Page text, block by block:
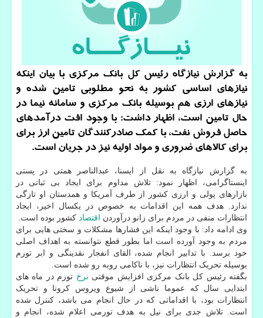
به گزارش نیازگاه رئیس كل بانك مركزی با بیان اینكه
نیازهای اساسی كشور به نحو مطلوبی تامین شده و
نیازهای ارزی هم بوسیله بانك مركزی و سامانه نیما در
حال تامین است، اظهار داشت: با وجود افت درآمدهای
حاصل فروش نفت، با كمك صادركنندگان تامین ارز برای
برای كالاهای ضروری و مواد اولیه نیز در جریان است.
به گزارش نیازگاه به نقل از ایسنا، عبدالناصر همتی در پستی
اینستاگرامی، اظهار نمود: تلاش مداوم برای ایجاد بی ثباتی در
بازارهای پولی و ارزی کشور از طرف آمریکا و همدستان او تازگی
ندارد. هدف همه این اقدامات به خصوص در یکسال اخیر، ایجاد
انتظارات منفی در مردم برای زانو درآوردن
اقتصاد کشور بوده است.
وی ادامه داد: با وجود اینکه این فشارها مشکلات و سختی هایی برای
مردم به وجود آورده است اما بطور قطع نتوانسته به اهداف اصلی
خود برسد. با تدابیر انجام شده، القای انفجار نقدینگی و ابر تورم
بوسیله تحریک انتظارات نیز، با ناکامی روبه رو شده است.
بگفته رئیس کل بانک مرکزی افزایش موقتی نرخ تورم در ماه های
ابتدایی سال که عموما ناشی از شیوع ویروس کرونا و تحریک
انتظارات بود، با اقداماتی که در حال انجام می باشد، کنترل شده
است. تلاش جدی برای نیل به هدف تورمی اعلام شده، انجام و